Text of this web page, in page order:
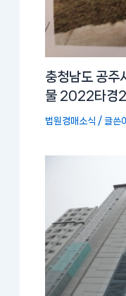
충청남도 공주
물 2022타
법원경매소식 / 글쓴